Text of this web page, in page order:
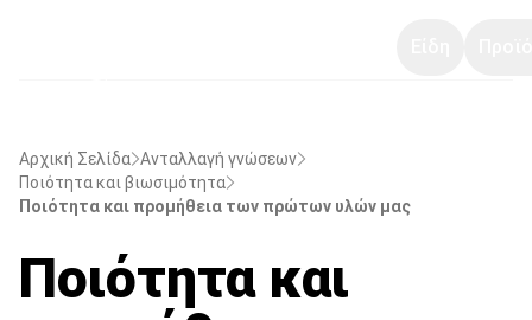
Αρχική Σελίδα Ανταλλαγή γνώσεων
Ποιότητα και βιωσιμότητα
Ποιότητα και προμήθεια των πρώτων υλών μας
Ποιότητα και